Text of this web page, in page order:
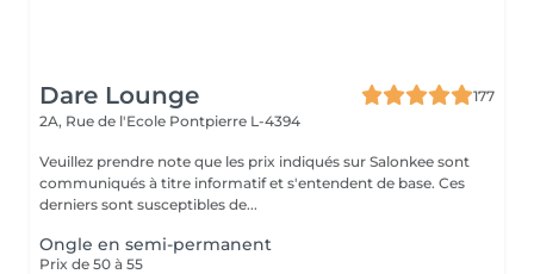
Dare Lounge
177
2A, Rue de l'Ecole Pontpierre L-4394
Veuillez prendre note que les prix indiqués sur Salonkee sont
communiqués à titre informatif et s'entendent de base. Ces
derniers sont susceptibles de...
Ongle en semi-permanent
Prix de 50 à 55